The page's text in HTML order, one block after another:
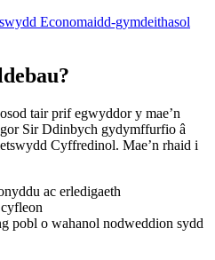
Economaidd-gymdeithasol
tair prif egwyddor y mae’n
Sir Ddinbych gydymffurfio â
Cyffredinol. Mae’n rhaid i
ac erledigaeth
pobl o wahanol nodweddion sydd